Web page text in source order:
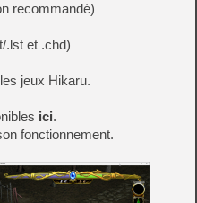
recommandé)
.lst et .chd)
jeux Hikaru.
ici.
fonctionnement.